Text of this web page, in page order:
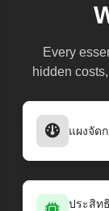
Every
hidden
แผงจัด
ประสิท